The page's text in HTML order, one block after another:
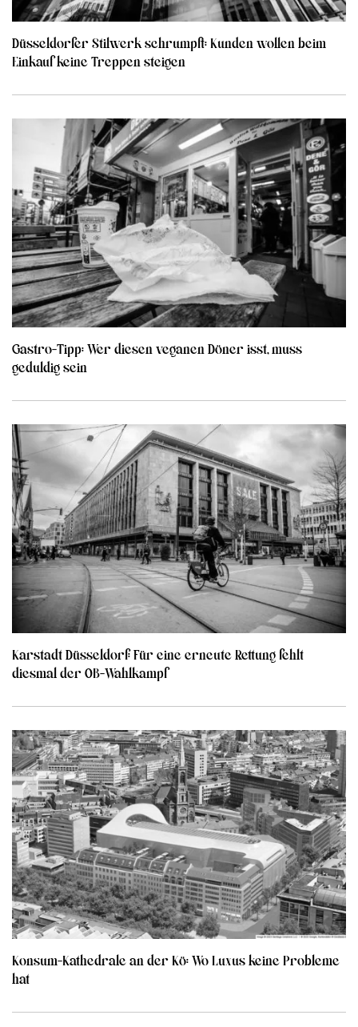
Düsseldorfer Stilwerk schrumpft: Kunden wollen beim
Einkauf keine Treppen steigen
Gastro-Tipp: Wer diesen veganen Döner isst, muss
geduldig sein
Karstadt Düsseldorf: Für eine erneute Rettung fehlt
diesmal der OB-Wahlkampf
Konsum-Kathedrale an der Kö: Wo Luxus keine Probleme
hat